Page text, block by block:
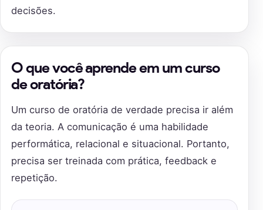
decisões.
O que você aprende em um curso
de oratória?
Um curso de oratória de verdade precisa ir além
da teoria. A comunicação é uma habilidade
performática, relacional e situacional. Portanto,
precisa ser treinada com prática, feedback e
repetição.